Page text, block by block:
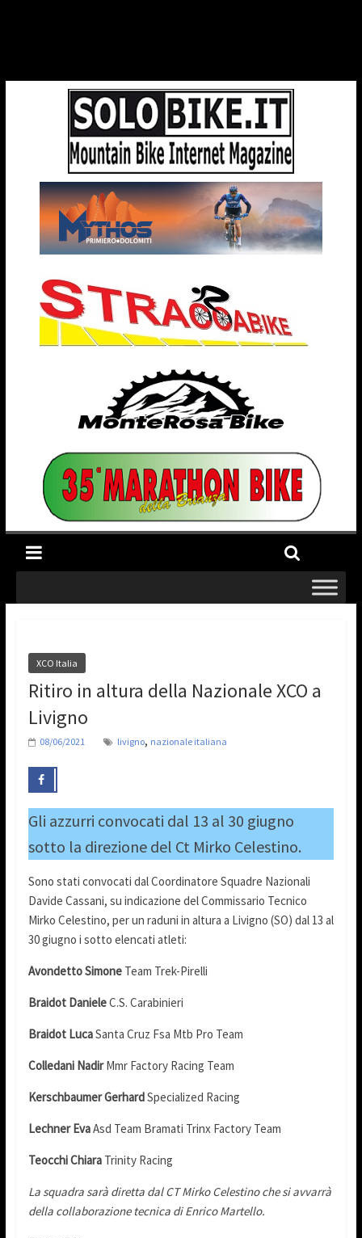
XCO Italia
Ritiro in altura della Nazionale XCO a
Livigno
08/06/2021 livigno, nazionale italiana
Gli azzurri convocati dal 13 al 30 giugno
sotto la direzione del Ct Mirko Celestino.
Sono stati convocati dal Coordinatore Squadre Nazionali
Davide Cassani, su indicazione del Commissario Tecnico
Mirko Celestino, per un raduni in altura a Livigno (SO) dal 13 al
30 giugno i sotto elencati atleti:
Avondetto SimoneTeam Trek-Pirelli
Braidot DanieleC.S. Carabinieri
Braidot LucaSanta Cruz Fsa Mtb Pro Team
Colledani NadirMmr Factory Racing Team
Kerschbaumer GerhardSpecialized Racing
Lechner EvaAsd Team Bramati Trinx Factory Team
Teocchi Chiara Trinity Racing
La squadra sarà diretta dal CT Mirko Celestino che si avvarrà
della collaborazione tecnica di Enrico Martello.